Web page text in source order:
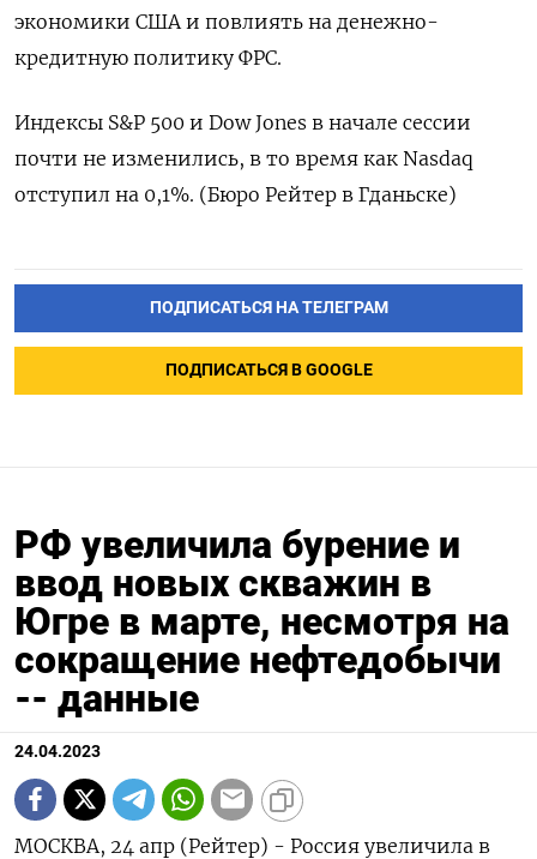
экономики США и повлиять на денежно-
кредитную политику ФРС.
Индексы S&P 500 и Dow Jones в начале сессии
почти не изменились, в то время как Nasdaq
отступил на 0,1%. (Бюро Рейтер в Гданьске)
ПОДПИСАТЬСЯ НА ТЕЛЕГРАМ
ПОДПИСАТЬСЯ В GOOGLE
РФ увеличила бурение и
ввод новых скважин в
Югре в марте, несмотря на
сокращение нефтедобычи
-- данные
24.04.2023
МОСКВА, 24 апр (Рейтер) - Россия увеличила в